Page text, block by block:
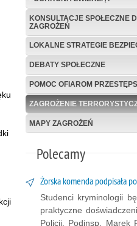
KONSULTACJE SPOŁECZNE
ZAGROŻEŃ
LOKALNE STRATEGIE
DEBATY SPOŁECZNE
POMOC OFIAROM
ZAGROŻENIE
MAPY ZAGROŻEŃ
Polecamy
Żorska komenda podpisała
Studenci kryminologii
praktyczne
Policji. Podinsp. Marek